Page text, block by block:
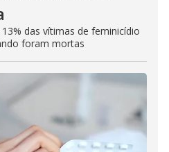
das vítimas de feminicídio
foram mortas